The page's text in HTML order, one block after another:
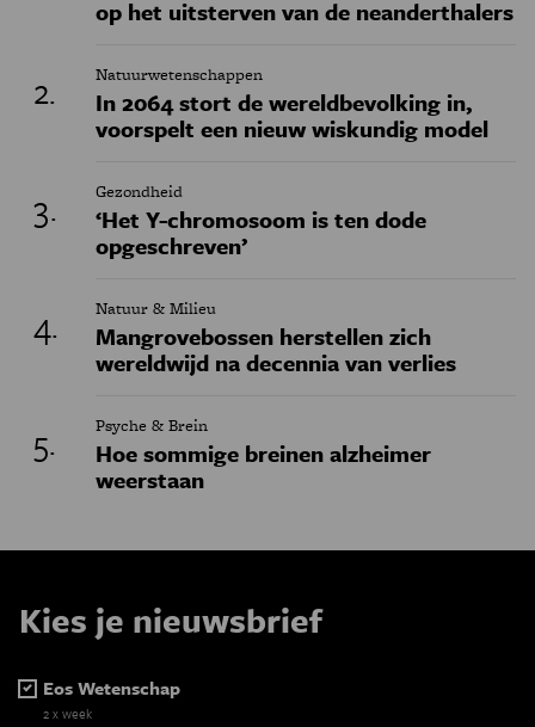
op het uitsterven van de neanderthalers
Natuurwetenschappen
In 2064 stort de wereldbevolking in,
voorspelt een nieuw wiskundig model
Gezondheid
‘Het Y-chromosoom is ten dode
opgeschreven’
Natuur & Milieu
Mangrovebossen herstellen zich
wereldwijd na decennia van verlies
Psyche & Brein
Hoe sommige breinen alzheimer
weerstaan
Kies je nieuwsbrief
Eos Wetenschap
2 x week